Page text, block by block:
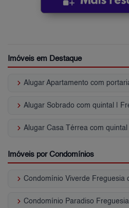
Imóveis em Destaque
keyboard_arrow_right
keyboard_arrow_right Alugar Sobrado com quintal |
keyboard_arrow_right Alugar Casa Térrea com
Imóveis por Condomínios
keyboard_arrow_right Condomínio Viverde Freguesia
keyboard_arrow_right Condomínio Paradiso